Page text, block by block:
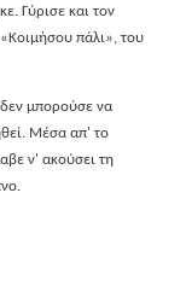
Γύρισε και τον
«Κοιμήσου πάλι», του
μπορούσε να
Μέσα απ' το
ν' ακούσει τη